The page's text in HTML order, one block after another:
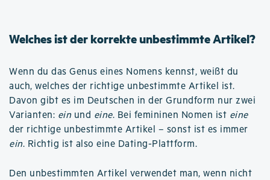
Welches ist der korrekte unbestimmte Artikel?
Wenn du das Genus eines Nomens kennst, weißt du
auch, welches der richtige unbestimmte Artikel ist.
Davon gibt es im Deutschen in der Grundform nur zwei
Varianten: ein und eine. Bei femininen Nomen ist eine
der richtige unbestimmte Artikel – sonst ist es immer
ein. Richtig ist also eine Dating-Plattform.
Den unbestimmten Artikel verwendet man, wenn nicht